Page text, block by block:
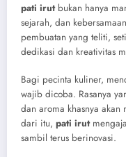
pati irutbukan hanya
sejarah, dan
pembuatan yang teliti,
dedikasi dan kreativitas
Bagi pecinta kuliner,
wajib dicoba. Rasanya
dan aroma khasnya
dari itu, pati irut
sambil terus berinovasi.